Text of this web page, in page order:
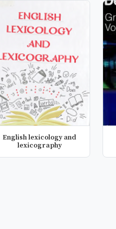
English lexicology and
lexicography